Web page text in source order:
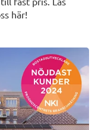
här!